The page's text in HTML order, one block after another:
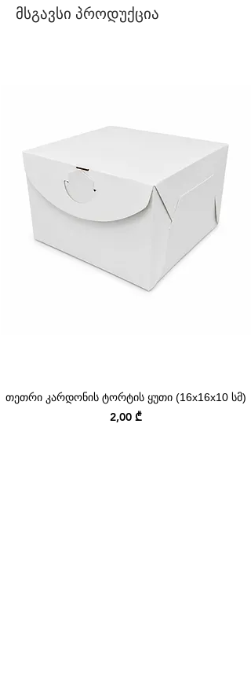
მსგავსი პროდუქცია
თეთრი კარდონის ტორტის ყუთი (16x16x10 სმ)
Price
2,00 ₾